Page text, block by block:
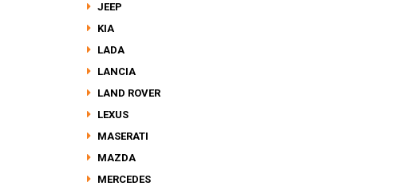
JEEP
KIA
LADA
LANCIA
LAND ROVER
LEXUS
MASERATI
MAZDA
MERCEDES